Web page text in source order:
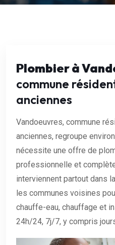
Plombier à
commune
anciennes
Vandoeuvres, commune
anciennes, regroupe
nécessite une offre de
professionnelle et
interviennent partout dans
les communes voisines
chauffe-eau, chauffage et
24h/24, 7j/7, y compris